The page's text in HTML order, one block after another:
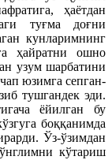
ҳаётдан
туғма доғни
кунларимнинг
ҳайратни ошно
узум шарбатини
юзимга сепган-
тушгандек эди.
ёйилган бу
боққанимда
Ўз-ўзимдан
кўтариш